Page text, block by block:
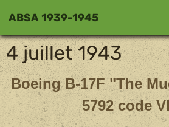
ABSA 1939-1945
4 juillet 1943
Boeing B-17F "The
5792 code